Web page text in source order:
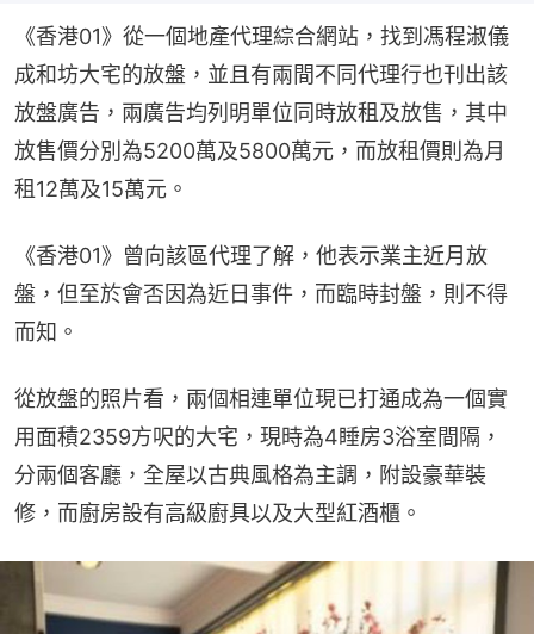
《香港01》從一個地產代理綜合網站，找到馮程淑儀
成和坊大宅的放盤，並且有兩間不同代理行也刊出該
放盤廣告，兩廣告均列明單位同時放租及放售，其中
放售價分別為5200萬及5800萬元，而放租價則為月
租12萬及15萬元。
《香港01》曾向該區代理了解，他表示業主近月放
盤，但至於會否因為近日事件，而臨時封盤，則不得
而知。
從放盤的照片看，兩個相連單位現已打通成為一個實
用面積2359方呎的大宅，現時為4睡房3浴室間隔，
分兩個客廳，全屋以古典風格為主調，附設豪華裝
修，而廚房設有高級廚具以及大型紅酒櫃。